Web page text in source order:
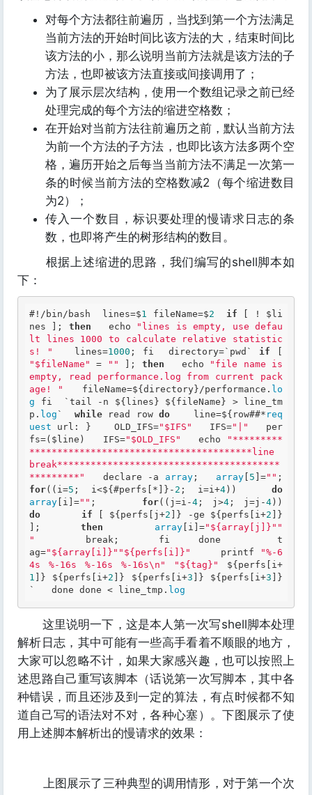
对每个方法都往前遍历，当找到第一个方法满足
当前方法的开始时间比该方法的大，结束时间比
该方法的小，那么说明当前方法就是该方法的子
方法，也即被该方法直接或间接调用了；
为了展示层次结构，使用一个数组记录之前已经
处理完成的每个方法的缩进空格数；
在开始对当前方法往前遍历之前，默认当前方法
为前一个方法的子方法，也即比该方法多两个空
格，遍历开始之后每当当前方法不满足一次第一
条的时候当前方法的空格数减2（每个缩进数目
为2）；
传入一个数目，标识要处理的慢请求日志的条
数，也即将产生的树形结构的数目。
根据上述缩进的思路，我们编写的shell脚本如
下：
#!/bin/bash  lines=$1 fileName=$2 if [ ! $li
nes ]; then
   echo
"lines is empty, use defau
lt lines 1000 to calculate relative statistic
s! "
   lines=
1000 ; fi  directory=`pwd` if
"$fileName"
= "" ]; then
   echo
"file name is
empty, read performance.log from current pack
age! "
   fileName=${directory}/performance.
lo
g fi  `tail -n ${lines} ${fileName} > line_tm
p. log ` while read row do
    line=${row##*
req
uest url: }    OLD_IFS="$IFS"
   IFS=
"|"
   per
fs=($line)   IFS="$OLD_IFS"
   echo
"*********
****************************************line
break****************************************
*********"
   declare -a
array; array 5 ]=""
for((i=5 ; i<${#perfs[*]}- 2 ; i=i+4)) do
array [i]="" ; for((j=i-4; j>4; j=j-4
do
if [ ${perfs[j+2 ]} -ge ${perfs[i+2 ]}
]; then array [i]="${array[j]}""
"
         break;       fi     done          t
ag="${array[i]}""${perfs[i]}"
     printf
"%-6
4s %-16s %-16s %-16s\n"
"${tag}"
${perfs[i+
1 ]} ${perfs[i+2 ]} ${perfs[i+3 ]} ${perfs[i+3 ]}
`   done done < line_tmp. log
这里说明一下，这是本人第一次写shell脚本处理
解析日志，其中可能有一些高手看着不顺眼的地方，
大家可以忽略不计，如果大家感兴趣，也可以按照上
述思路自己重写该脚本（话说第一次写脚本，其中各
种错误，而且还涉及到一定的算法，有点时候都不知
道自己写的语法对不对，各种心塞）。下图展示了使
用上述脚本解析出的慢请求的效果：
上图展示了三种典型的调用情形，对于第一个次